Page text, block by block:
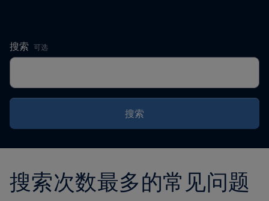
搜索 ,可选
搜索
搜索次数最多的常见问题